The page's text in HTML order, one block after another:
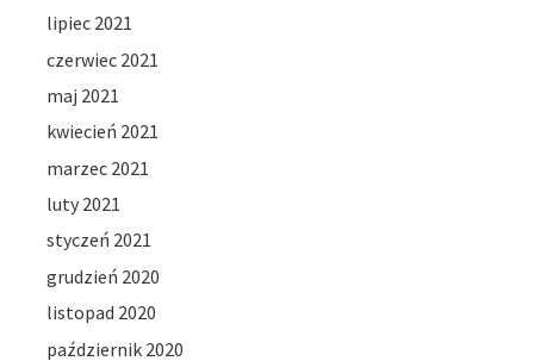
lipiec 2021
czerwiec 2021
maj 2021
kwiecień 2021
marzec 2021
luty 2021
styczeń 2021
grudzień 2020
listopad 2020
październik 2020